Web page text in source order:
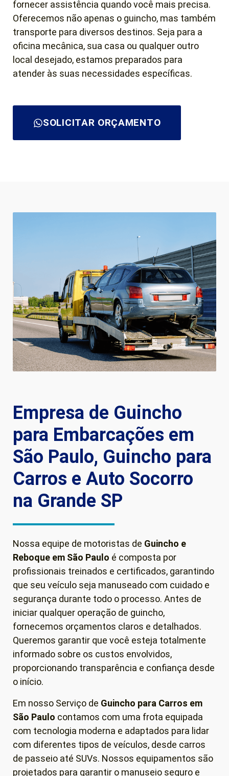
fornecer assistência quando você mais precisa.
Oferecemos não apenas o guincho, mas também
transporte para diversos destinos. Seja para a
oficina mecânica, sua casa ou qualquer outro
local desejado, estamos preparados para
atender às suas necessidades específicas.
SOLICITAR ORÇAMENTO
Empresa de Guincho
para Embarcações em
São Paulo, Guincho para
Carros e Auto Socorro
na Grande SP
Nossa equipe de motoristas de Guincho e
Reboque em São Paulo é composta por
profissionais treinados e certificados, garantindo
que seu veículo seja manuseado com cuidado e
segurança durante todo o processo. Antes de
iniciar qualquer operação de guincho,
fornecemos orçamentos claros e detalhados.
Queremos garantir que você esteja totalmente
informado sobre os custos envolvidos,
proporcionando transparência e confiança desde
o início.
Em nosso Serviço de Guincho para Carros em
São Paulo contamos com uma frota equipada
com tecnologia moderna e adaptados para lidar
com diferentes tipos de veículos, desde carros
de passeio até SUVs. Nossos equipamentos são
projetados para garantir o manuseio seguro e